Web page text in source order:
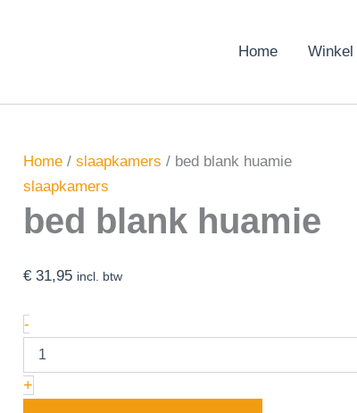
Home Winkel
Home / slaapkamers / bed blank huamie
slaapkamers
bed blank huamie
€ 31,95 incl. btw
-
+